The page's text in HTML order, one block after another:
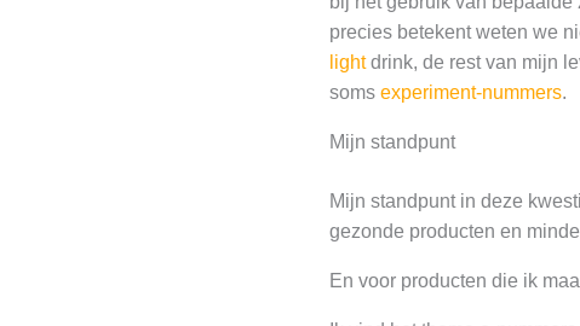
precies betekent weten we
lightdrink, de rest van mijn
soms experiment-nummers.
Mijn standpunt
Mijn standpunt in deze
gezonde producten en
En voor producten die ik